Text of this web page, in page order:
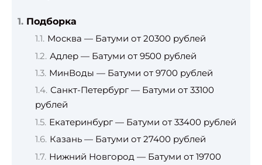
Подборка
Москва — Батуми от 20300 рублей
Адлер — Батуми от 9500 рублей
МинВоды — Батуми от 9700 рублей
Санкт-Петербург — Батуми от 33100
рублей
Екатеринбург — Батуми от 33400 рублей
Казань — Батуми от 27400 рублей
Нижний Новгород — Батуми от 19700